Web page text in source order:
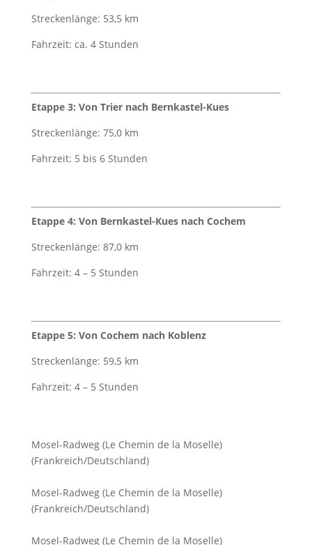
Streckenlänge: 53,5 km
Fahrzeit: ca. 4 Stunden
Etappe 3: Von Trier nach Bernkastel-Kues
Streckenlänge: 75,0 km
Fahrzeit: 5 bis 6 Stunden
Etappe 4: Von Bernkastel-Kues nach Cochem
Streckenlänge: 87,0 km
Fahrzeit: 4 – 5 Stunden
Etappe 5: Von Cochem nach Koblenz
Streckenlänge: 59,5 km
Fahrzeit: 4 – 5 Stunden
Mosel-Radweg (Le Chemin de la Moselle)
(Frankreich/Deutschland)
Mosel-Radweg (Le Chemin de la Moselle)
(Frankreich/Deutschland)
Mosel-Radweg (Le Chemin de la Moselle)